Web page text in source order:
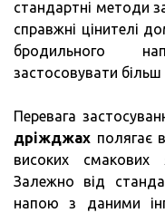
стандартні методи
справжні цінителі
бродильного
застосовувати більш
Перевага
дріжджах полягає
високих смакових
Залежно від
напою з даними